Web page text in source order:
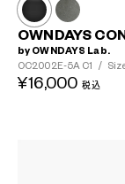
OWNDAYS
by OWNDAYS Lab.
OC2002E-5A C1 /
¥16,000 税込